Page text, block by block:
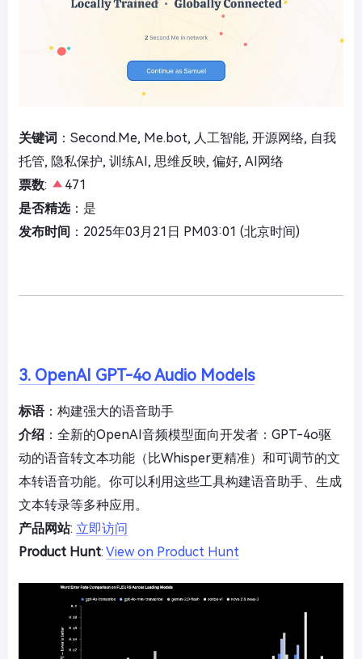
关键词 ：Second.Me, Me.bot, 人工智能, 开源网络, 自我
托管, 隐私保护, 训练AI, 思维反映, 偏好, AI网络
票数:
471
是否精选：是
发布时间 ：2025年03月21日 PM03:01 (北京时间)
3. OpenAI GPT-4o Audio Models
标语：构建强大的语音助手
介绍 ：全新的OpenAI音频模型面向开发者：GPT-4o驱
动的语音转文本功能（比Whisper更精准）和可调节的文
本转语音功能。你可以利用这些工具构建语音助手、生成
文本转录等多种应用。
产品网站: 立即访问
Product Hunt: View on Product Hunt